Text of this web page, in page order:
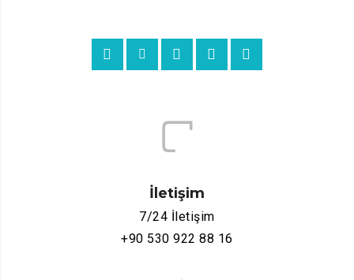
İletişim
7/24 İletişim
+90 530 922 88 16